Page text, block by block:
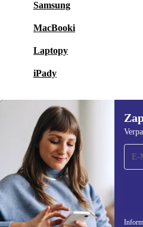
Samsung
MacBooki
Laptopy
iPady
Zapisz się na
newsletter!
Nie przegap